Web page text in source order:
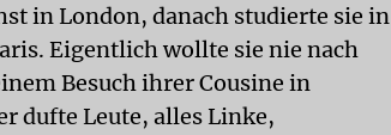
in London, danach studierte sie in
Eigentlich wollte sie nie nach
Besuch ihrer Cousine in
dufte Leute, alles Linke,